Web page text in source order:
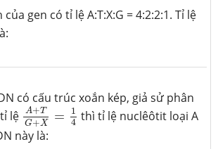
gen có tỉ lệ A:T:X:G = 4:2:2:1. Tỉ lệ
có cấu trúc xoắn kép, giả sử phân
lệ
A+T
G+X =
1
4
A+TG+X=14
thì tỉ lệ nuclêôtit loại A
này là: